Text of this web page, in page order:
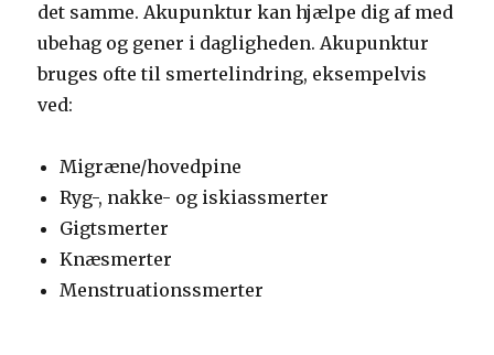
det samme. Akupunktur kan hjælpe dig af med
ubehag og gener i dagligheden. Akupunktur
bruges ofte til smertelindring, eksempelvis
ved:
Migræne/hovedpine
Ryg-, nakke- og iskiassmerter
Gigtsmerter
Knæsmerter
Menstruationssmerter